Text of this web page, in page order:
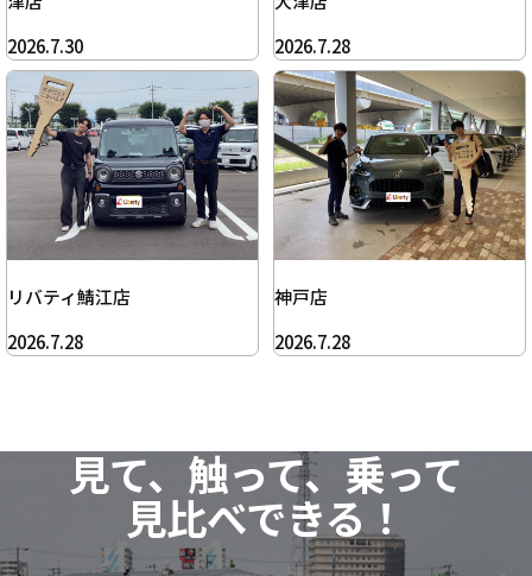
2026.7.30
2026.7.28
リバティ鯖江店
2026.7.28
神戸店
2026.7.28
見て、触って、乗って
見比べできる！